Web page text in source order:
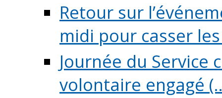
Retour sur
midi pour casser les
Journée du Service
volontaire engagé